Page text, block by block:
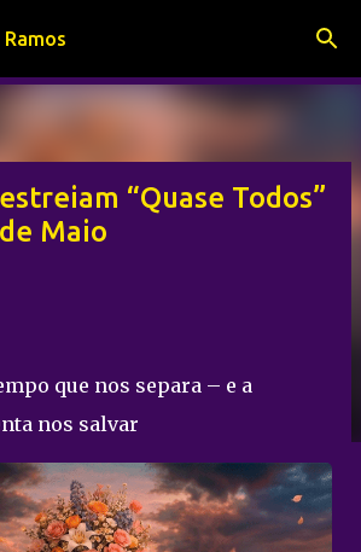
o conteúdo principal
“Quase Todos”
Maio
que nos separa – e a
nos salvar